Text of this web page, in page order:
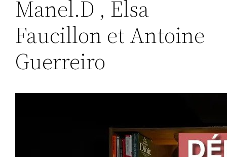
Manel.D , Elsa
Faucillon et Antoine
Guerreiro